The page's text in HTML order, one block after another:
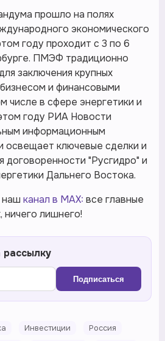
прошло на полях
экономического
году проходит с 3 по 6
ПМЭФ традиционно
заключения крупных
и финансовыми
числе в сфере энергетики и
году РИА Новости
информационным
освещает ключевые сделки и
договоренности "Русгидро" и
Дальнего Востока.
наш канал в MAX: все главные
ничего лишнего!
Подписаться
Инвестиции
Россия